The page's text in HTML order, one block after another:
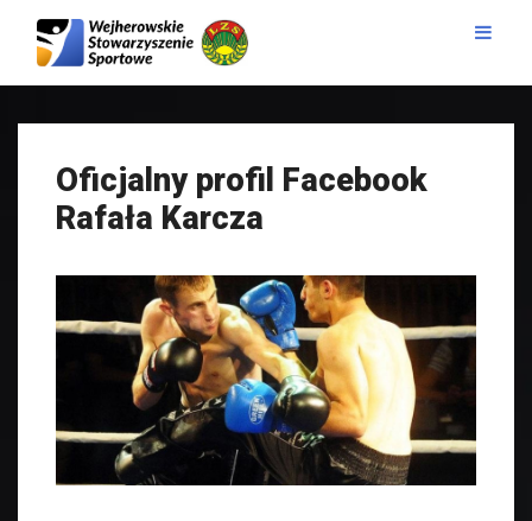
Oficjalny profil Facebook
Rafała Karcza